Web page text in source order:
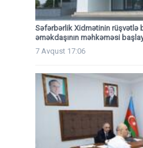
Səfərbərlik Xidmətinin rüşvətlə
əməkdaşının məhkəməsi
7 Avqust 17:06